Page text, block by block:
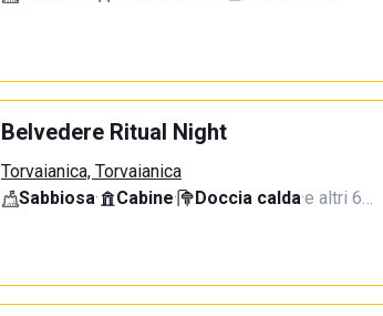
Belvedere Ritual Night
Torvaianica, Torvaianica
Sabbiosa· Cabine· Doccia calda·e altri 6…